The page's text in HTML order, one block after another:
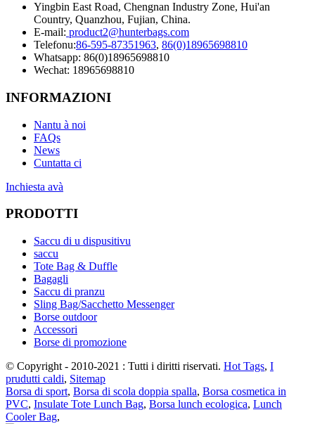
Yingbin East Road, Chengnan Industry Zone, Hui'an
Country, Quanzhou, Fujian, China.
E-mail: product2@hunterbags.com
Telefonu:86-595-87351963, 86(0)18965698810
Whatsapp: 86(0)18965698810
Wechat: 18965698810
INFORMAZIONI
Nantu à noi
FAQs
News
Cuntatta ci
Inchiesta avà
PRODOTTI
Saccu di u dispusitivu
saccu
Tote Bag & Duffle
Bagagli
Saccu di pranzu
Sling Bag/Sacchetto Messenger
Borse outdoor
Accessori
Borse di promozione
© Copyright - 2010-2021 : Tutti i diritti riservati. Hot Tags, I
prudutti caldi, Sitemap
Borsa di sport, Borsa di scola doppia spalla, Borsa cosmetica in
PVC, Insulate Tote Lunch Bag, Borsa lunch ecologica, Lunch
Cooler Bag,